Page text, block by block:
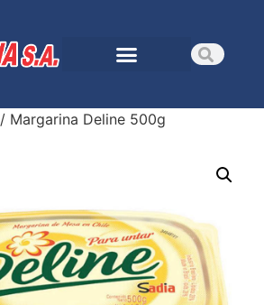
/ Margarina Deline 500g